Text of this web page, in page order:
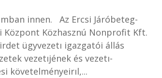
innen. Az Ercsi Járóbeteg-
Központ Közhasznú Nonprofit Kft.
ügyvezetı igazgatói állás
vezetıjének és vezetı-
követelményeirıl,...